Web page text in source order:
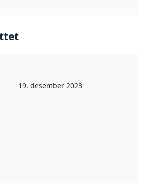
datoen
vart
av
ha
19. desember 2023